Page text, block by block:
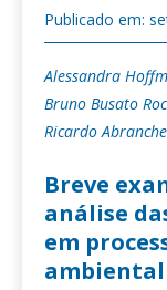
Publicado em:
Alessandra
Bruno Busato
Ricardo
Breve
análise
em